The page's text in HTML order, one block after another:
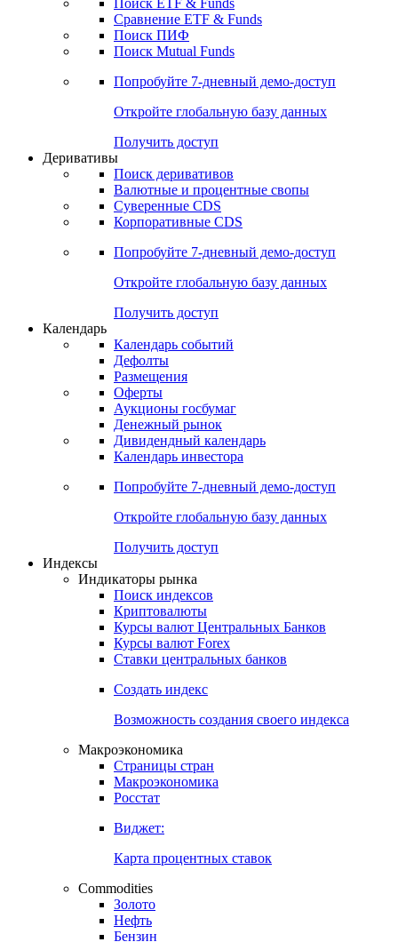
Поиск ETF & Funds
Сравнение ETF & Funds
Поиск ПИФ
Поиск Mutual Funds
Попробуйте 7-дневный демо-доступ
Откройте глобальную базу данных
Получить доступ
Деривативы
Поиск деривативов
Валютные и процентные свопы
Суверенные CDS
Корпоративные CDS
Попробуйте 7-дневный демо-доступ
Откройте глобальную базу данных
Получить доступ
Календарь
Календарь событий
Дефолты
Размещения
Оферты
Аукционы госбумаг
Денежный рынок
Дивидендный календарь
Календарь инвестора
Попробуйте 7-дневный демо-доступ
Откройте глобальную базу данных
Получить доступ
Индексы
Индикаторы рынка
Поиск индексов
Криптовалюты
Курсы валют Центральных Банков
Курсы валют Forex
Ставки центральных банков
Создать индекс
Возможность создания своего индекса
Макроэкономика
Страницы стран
Макроэкономика
Росстат
Виджет:
Карта процентных ставок
Commodities
Золото
Нефть
Бензин